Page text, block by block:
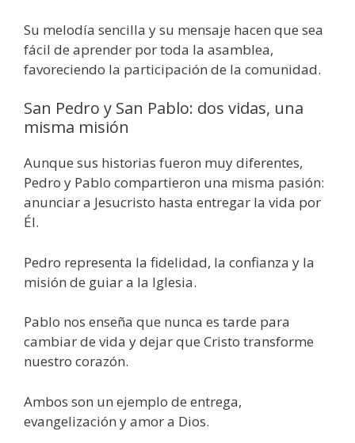
Su melodía sencilla y su mensaje hacen que sea
fácil de aprender por toda la asamblea,
favoreciendo la participación de la comunidad.
San Pedro y San Pablo: dos vidas, una
misma misión
Aunque sus historias fueron muy diferentes,
Pedro y Pablo compartieron una misma pasión:
anunciar a Jesucristo hasta entregar la vida por
Él.
Pedro representa la fidelidad, la confianza y la
misión de guiar a la Iglesia.
Pablo nos enseña que nunca es tarde para
cambiar de vida y dejar que Cristo transforme
nuestro corazón.
Ambos son un ejemplo de entrega,
evangelización y amor a Dios.